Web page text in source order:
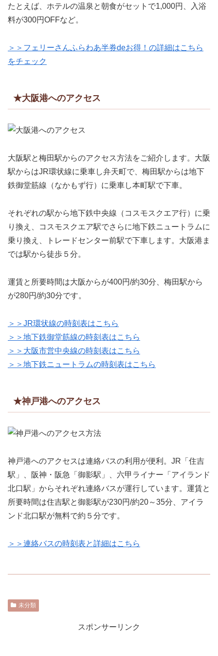
たとえば、ホテルの温泉と朝食がセットで1,000円、入浴
料が300円OFFなど。
＞＞フェリーさんふらわあ半券deお得！の詳細はこちら
をチェック
★大阪港へのアクセス
大阪駅と梅田駅からのアクセス方法をご紹介します。大阪
駅からはJR環状線に乗車し弁天町で、梅田駅からは地下
鉄御堂筋線（なかもず行）に乗車し本町駅で下車。
それぞれの駅から地下鉄中央線（コスモスクエア行）に乗
り換え、コスモスクエア駅でさらに地下鉄ニュートラムに
乗り換え、トレードセンター前駅で下車します。大阪港ま
では駅から徒歩５分。
運賃と所要時間は大阪からが400円/約30分、梅田駅から
が280円/約30分です。
＞＞JR環状線の時刻表はこちら
＞＞地下鉄御堂筋線の時刻表はこちら
＞＞大阪市営中央線の時刻表はこちら
＞＞地下鉄ニュートラムの時刻表はこちら
★神戸港へのアクセス
神戸港へのアクセスは連絡バスの利用が便利。JR「住吉
駅」、阪神・阪急「御影駅」、六甲ライナー「アイランド
北口駅」からそれぞれ連絡バスが運行しています。運賃と
所要時間は住吉駅と御影駅が230円/約20～35分、アイラ
ンド北口駅が無料で約５分です。
＞＞連絡バスの時刻表と詳細はこちら
未分類
スポンサーリンク